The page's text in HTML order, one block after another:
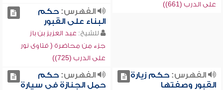
على الدرب (661))
الفهرس:حكم
البناء على القبور
للشيخ: عبد العزيز بن باز
جزء من محاضرة ( فتاوى نور
على الدرب (725))
الفهرس:حكم زيارة
القبور وصفتها
الفهرس:حكم
حمل الجنازة في سيارة